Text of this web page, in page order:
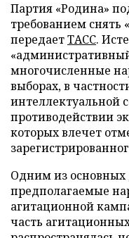
Партия «Родина»
требованием снять
передаетТАСС.
многочисленные
выборах, в
интеллектуальной
противодействии
которых влечет
Одним из основных
предполагаемые
агитационной
часть